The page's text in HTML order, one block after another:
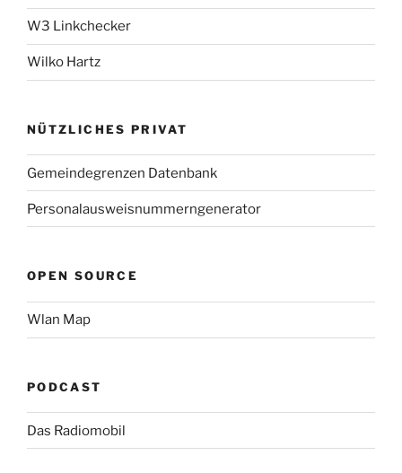
W3 Linkchecker
Wilko Hartz
NÜTZLICHES PRIVAT
Gemeindegrenzen Datenbank
Personalausweisnummerngenerator
OPEN SOURCE
Wlan Map
PODCAST
Das Radiomobil